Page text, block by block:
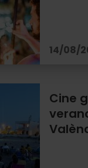
14/08/
Cine